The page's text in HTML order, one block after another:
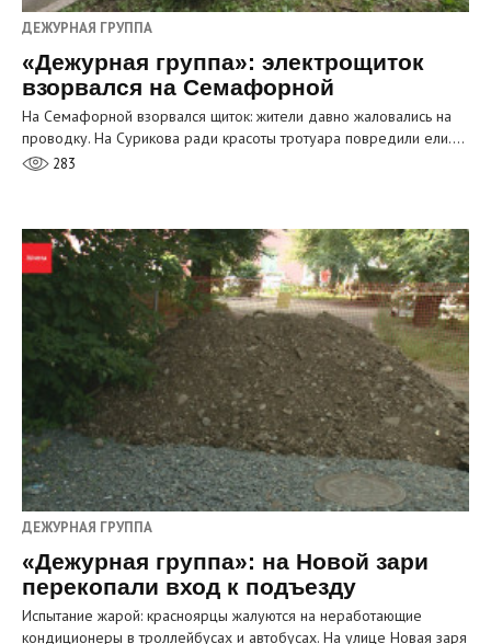
ДЕЖУРНАЯ ГРУППА
«Дежурная группа»: электрощиток
взорвался на Семафорной
На Семафорной взорвался щиток: жители давно жаловались на
проводку. На Сурикова ради красоты тротуара повредили ели.…
283
ДЕЖУРНАЯ ГРУППА
«Дежурная группа»: на Новой зари
перекопали вход к подъезду
Испытание жарой: красноярцы жалуются на неработающие
кондиционеры в троллейбусах и автобусах. На улице Новая заря